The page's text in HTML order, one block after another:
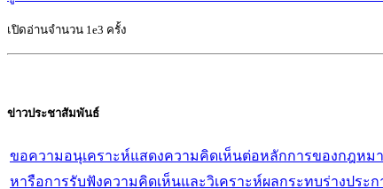
เปิดอ่านจำนวน 1e3 ครั้ง
ข่าวประชาสัมพันธ์
ขอความอนุเคราะห์แสดงความคิดเห็นต่อหลักการของกฎหม
หารือการรับฟังความคิดเห็นและวิเคราะห์ผลกระทบร่างประ